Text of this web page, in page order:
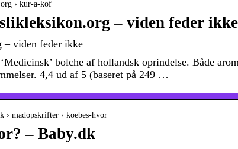
› kur-a-kof
– viden feder ikke
– viden feder ikke
bolche af hollandsk oprindelse. Både
4,4 ud af 5 (baseret på 249 …
› madopskrifter › koebes-hvor
– Baby.dk